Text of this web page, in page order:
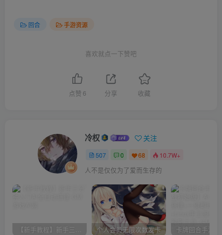
回合 手游资源
喜欢就点一下赞吧
点赞 6 分享 收藏
冷权 关注
507 0 68 10.7W+
人不是仅仅为了爱而生存的
【新手教程】新手三分钟入门AI全自动搭建 个人会员无限次数发卡